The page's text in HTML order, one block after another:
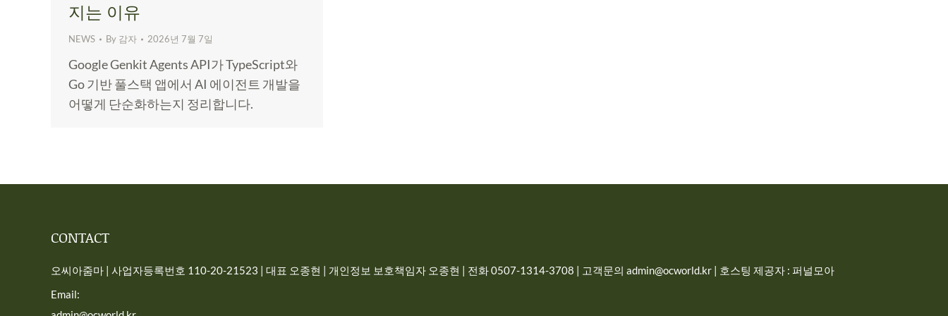
지는 이유
NEWS By 감자 2026년 7월 7일
Google Genkit Agents API가 TypeScript와
Go 기반 풀스택 앱에서 AI 에이전트 개발을
어떻게 단순화하는지 정리합니다.
CONTACT
오씨아줌마 | 사업자등록번호 110-20-21523 | 대표 오종현 | 개인정보 보호책임자 오종현 | 전화 0507-1314-3708 | 고객문의 admin@ocworld.kr | 호스팅 제공자 : 퍼널모아
Email: